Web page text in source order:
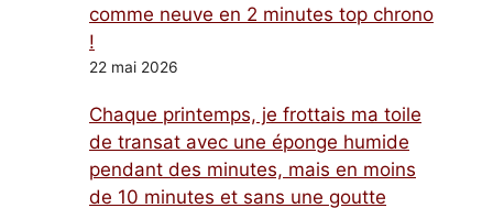
comme neuve en 2 minutes top chrono
!
22 mai 2026
Chaque printemps, je frottais ma toile
de transat avec une éponge humide
pendant des minutes, mais en moins
de 10 minutes et sans une goutte